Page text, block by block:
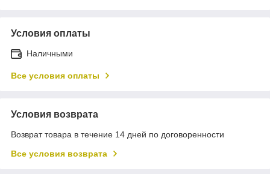
Условия оплаты
Наличными
Все условия оплаты
Условия возврата
Возврат товара в течение 14 дней по договоренности
Все условия возврата